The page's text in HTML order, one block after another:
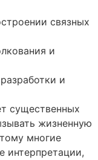
связных
и
и
существенных
жизненную
многие
интерпретации,